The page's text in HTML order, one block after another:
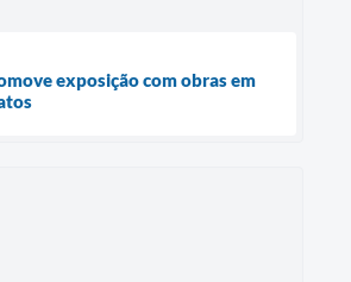
exposição com obras em